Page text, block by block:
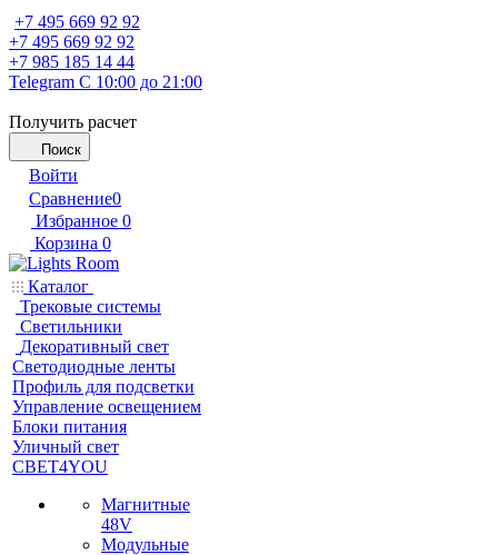
+7 495 669 92 92
+7 495 669 92 92
+7 985 185 14 44
Telegram С 10:00 до 21:00
Получить расчет
Поиск
Войти
Сравнение0
Избранное 0
Корзина 0
Каталог
Трековые системы
Светильники
Декоративный свет
Светодиодные ленты
Профиль для подсветки
Управление освещением
Блоки питания
Уличный свет
СВЕТ4YOU
Магнитные
48V
Модульные